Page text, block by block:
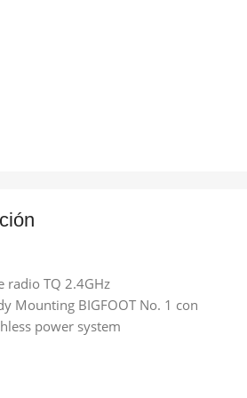
radio TQ 2.4GHz
Mounting BIGFOOT No. 1 con
power system